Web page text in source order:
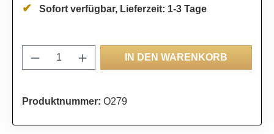
Sofort verfügbar, Lieferzeit: 1-3 Tage
Produkt Anzahl: Gib den gewünschten
IN DEN WARENKORB
Produktnummer: O279